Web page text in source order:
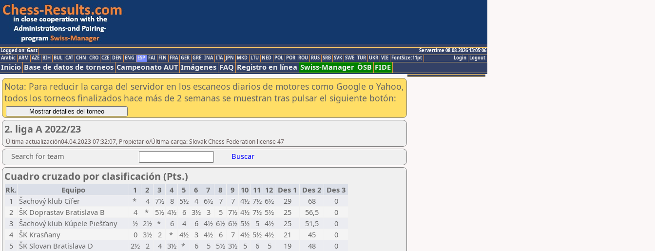
Logged on: Gast
Servertime 08.08.2026 13:05:06
Logout
Login
Arabic ARM AZE BIH BUL CAT CHN CRO CZE DEN ENG ESP FAI FIN FRA GER GRE INA ITA JPN MKD LTU NED POL POR ROU RUS SRB SVK SWE TUR UKR VIE FontSize:11pt
Inicio Base de datos de torneos Campeonato AUT Imágenes FAQ Registro en línea Swiss-Manager ÖSB FIDE
Nota: Para reducir la carga del servidor en los escaneos diarios de motores como Google o Yahoo,
todos los torneos finalizados hace más de 2 semanas se muestran tras pulsar el siguiente botón:
2. liga A 2022/23
Última actualización04.04.2023 07:32:07, Propietario/Última carga: Slovak Chess Federation license 47
Search for team Buscar
Cuadro cruzado por clasificación (Pts.)
Rk. Equipo 1 2 3 4 5 6 7 8 9 10 11 12 Des 1 Des 2 Des 3
1
Šachový klub Cífer * 4 7½ 8 5½ 4 6½ 7 7 4½ 7½ 6½ 29 68
0
2
ŠK Doprastav Bratislava B 4 * 5½ 4½ 6 3½ 3 5 7½ 4½ 7½ 5½ 25 56,5
0
3
Šachový klub Kúpele Piešťany ½ 2½ * 6 4 6 4½ 6½ 6½ 5½ 5 4½ 25 51,5
0
4
ŠK Krasňany 0 3½ 2 * 4½ 3 4½ 6 7 4½ 5½ 4½ 21 45
0
5
ŠK Slovan Bratislava D 2½ 2 4 3½ * 6 5 5½ 3½ 5 6 5 19 48
0